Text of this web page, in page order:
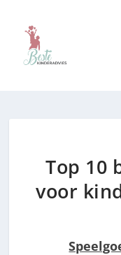
Top 10
voor